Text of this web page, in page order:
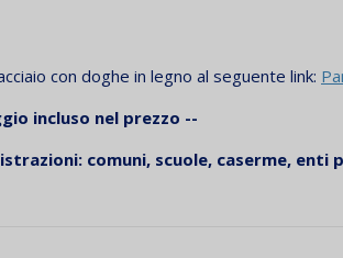
con doghe in legno al seguente link:
incluso nel prezzo --
comuni, scuole, caserme, enti